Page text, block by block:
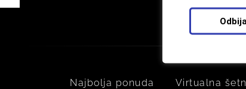
Najbolja ponuda
Virtualna